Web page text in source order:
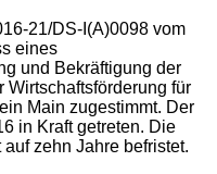
21/DS-I(A)0098 vom
eines
und Bekräftigung der
Wirtschaftsförderung für
Main zugestimmt. Der
in Kraft getreten. Die
zehn Jahre befristet.